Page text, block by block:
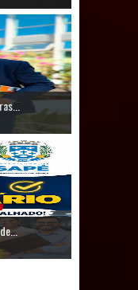
Sapé abre
CNH